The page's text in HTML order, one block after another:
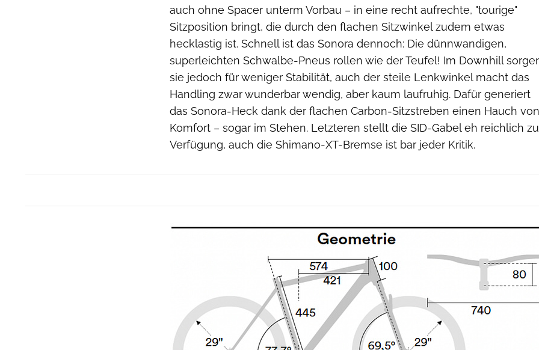
auch ohne Spacer unterm Vorbau – in eine recht aufrechte, "tourige"
Sitzposition bringt, die durch den flachen Sitzwinkel zudem etwas
hecklastig ist. Schnell ist das Sonora dennoch: Die dünnwandigen,
superleichten Schwalbe-Pneus rollen wie der Teufel! Im Downhill
sie jedoch für weniger Stabilität, auch der steile Lenkwinkel macht das
Handling zwar wunderbar wendig, aber kaum laufruhig. Dafür generiert
das Sonora-Heck dank der flachen Carbon-Sitzstreben einen Hauch von
Komfort – sogar im Stehen. Letzteren stellt die SID-Gabel eh reichlich
Verfügung, auch die Shimano-XT-Bremse ist bar jeder Kritik.